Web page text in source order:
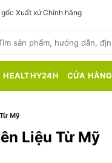
Xuất xứ Chính hãng
HEALTHY24H CỬA HÀNG
Mỹ
Liệu Từ Mỹ